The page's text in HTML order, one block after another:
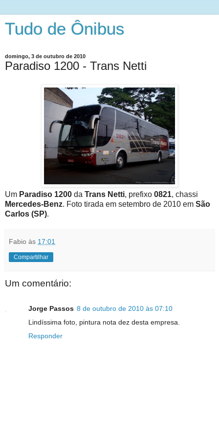
Tudo de Ônibus
domingo, 3 de outubro de 2010
Paradiso 1200 - Trans Netti
Um Paradiso 1200 da Trans Netti, prefixo 0821, chassi
Mercedes-Benz. Foto tirada em setembro de 2010 em São
Carlos (SP).
Fabio às 17:01
Compartilhar
Um comentário:
Jorge Passos 8 de outubro de 2010 às 07:10
Lindíssima foto, pintura nota dez desta empresa.
Responder